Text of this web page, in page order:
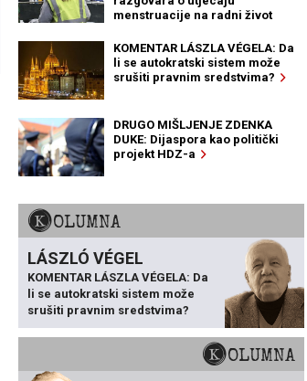
menstruacije na radni život
KOMENTAR LÁSZLA VÉGELA: Da
li se autokratski sistem može
srušiti pravnim sredstvima?
DRUGO MIŠLJENJE ZDENKA
DUKE: Dijaspora kao politički
projekt HDZ-a
KOLUMNA
LÁSZLÓ VÉGEL
KOMENTAR LÁSZLA VÉGELA: Da
li se autokratski sistem može
srušiti pravnim sredstvima?
KOLUMNA